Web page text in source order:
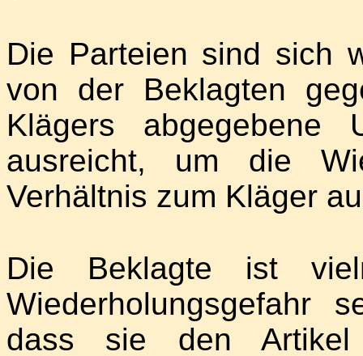
Die Parteien sind sich
von der Beklagten
Klägers abgegebene
ausreicht, um die
Verhältnis zum Kläger
Die Beklagte ist
Wiederholungsgefahr
dass sie den